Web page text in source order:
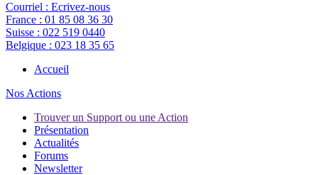
Courriel : Ecrivez-nous
France : 01 85 08 36 30
Suisse : 022 519 0440
Belgique : 023 18 35 65
Accueil
Nos Actions
Trouver un Support ou une Action
Présentation
Actualités
Forums
Newsletter